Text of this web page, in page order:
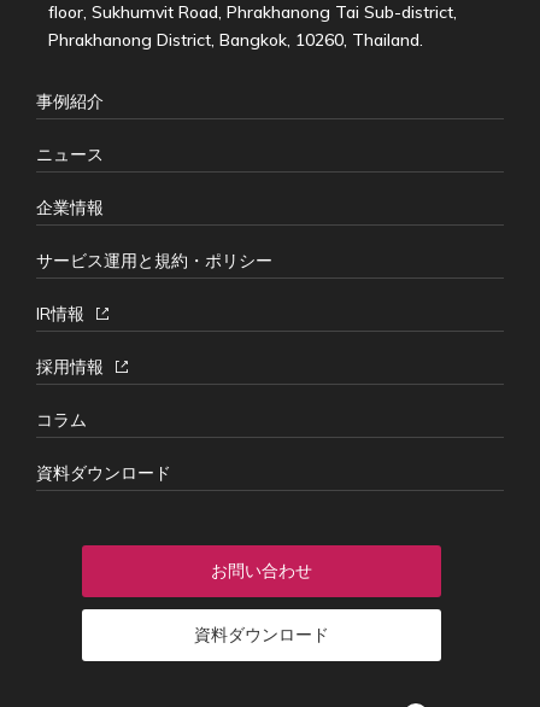
floor, Sukhumvit Road, Phrakhanong Tai Sub-district,
Phrakhanong District, Bangkok, 10260, Thailand.
事例紹介
ニュース
企業情報
サービス運用と規約・ポリシー
IR情報
採用情報
コラム
資料ダウンロード
お問い合わせ
資料ダウンロード